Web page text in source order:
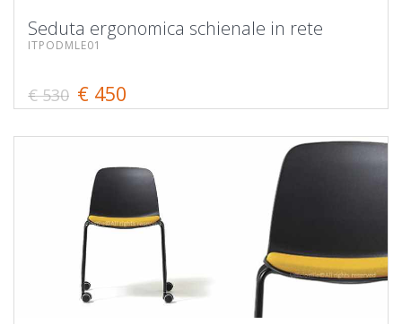
Seduta ergonomica schienale in rete
ITPODMLE01
€ 530 € 450